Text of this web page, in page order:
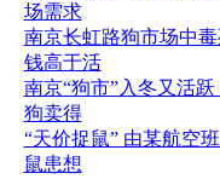
场需求
南京长虹路狗市场中
钱高于活
南京“狗市”入冬又活跃
狗卖得
“天价捉鼠” 由某航空
鼠患想